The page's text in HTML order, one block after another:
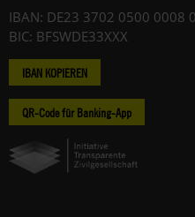
IBAN: DE23 3702 0500 0008
BIC: BFSWDE33XXX
IBAN KOPIEREN
QR-Code für Banking-App